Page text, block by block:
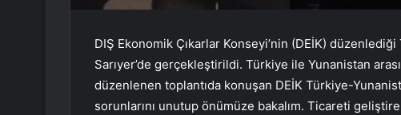
DIŞ Ekonomik Çıkarlar Konseyi’nin (DEİK)
Sarıyer’de gerçekleştirildi. Türkiye ile Yunanistan
düzenlenen toplantıda konuşan DEİK Türkiye-
sorunlarını unutup önümüze bakalım. Ticareti